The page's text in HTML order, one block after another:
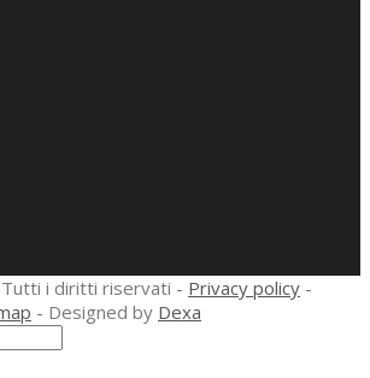
Tutti i diritti riservati - Privacy policy -
- Designed by Dexa